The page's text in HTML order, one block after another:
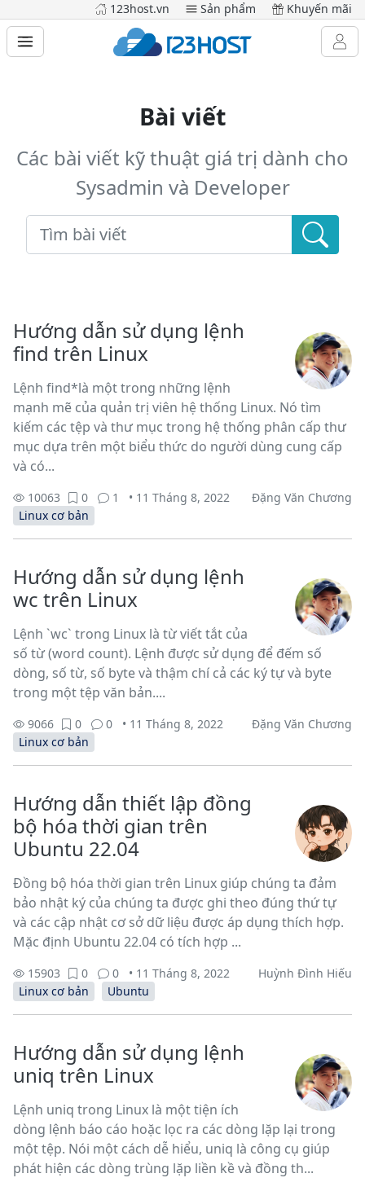
123host.vn Sản phẩm Khuyến mãi
Bài viết
Các bài viết kỹ thuật giá trị dành cho
Sysadmin và Developer
Hướng dẫn sử dụng lệnh
find trên Linux
Lệnh find*là một trong những lệnh
mạnh mẽ của quản trị viên hệ thống Linux. Nó tìm
kiếm các tệp và thư mục trong hệ thống phân cấp thư
mục dựa trên một biểu thức do người dùng cung cấp
và có...
10063 0 1 • 11 Tháng 8, 2022
Đặng Văn Chương
Linux cơ bản
Hướng dẫn sử dụng lệnh
wc trên Linux
Lệnh `wc` trong Linux là từ viết tắt của
số từ (word count). Lệnh được sử dụng để đếm số
dòng, số từ, số byte và thậm chí cả các ký tự và byte
trong một tệp văn bản....
9066 0 0 • 11 Tháng 8, 2022
Đặng Văn Chương
Linux cơ bản
Hướng dẫn thiết lập đồng
bộ hóa thời gian trên
Ubuntu 22.04
Đồng bộ hóa thời gian trên Linux giúp chúng ta đảm
bảo nhật ký của chúng ta được ghi theo đúng thứ tự
và các cập nhật cơ sở dữ liệu được áp dụng thích hợp.
Mặc định Ubuntu 22.04 có tích hợp ...
15903 0 0 • 11 Tháng 8, 2022
Huỳnh Đình Hiếu
Linux cơ bản
Ubuntu
Hướng dẫn sử dụng lệnh
uniq trên Linux
Lệnh uniq trong Linux là một tiện ích
dòng lệnh báo cáo hoặc lọc ra các dòng lặp lại trong
một tệp. Nói một cách dễ hiểu, uniq là công cụ giúp
phát hiện các dòng trùng lặp liền kề và đồng th...